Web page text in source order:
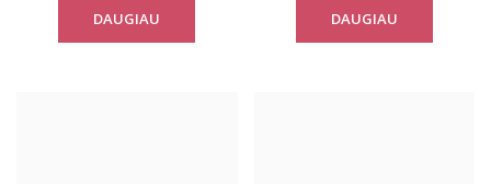
DAUGIAU DAUGIAU